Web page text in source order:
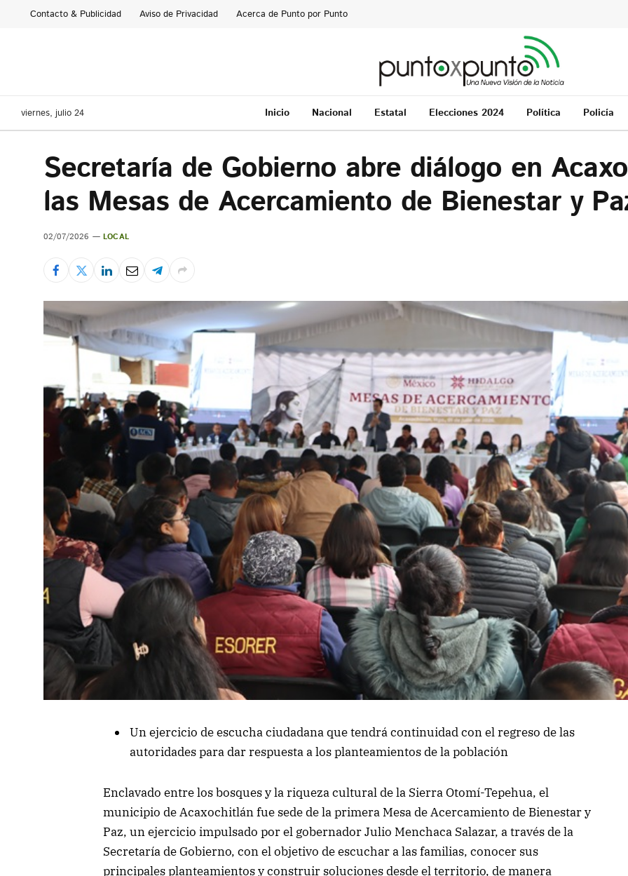
Contacto & Publicidad Aviso de Privacidad Acerca de Punto por Punto
viernes, julio 24 Inicio Nacional Estatal Elecciones 2024 Política Policía
Secretaría de Gobierno abre diálogo en
las Mesas de Acercamiento de Bienestar y
02/07/2026 LOCAL
Un ejercicio de escucha ciudadana que tendrá continuidad con el regreso de las
autoridades para dar respuesta a los planteamientos de la población
Enclavado entre los bosques y la riqueza cultural de la Sierra Otomí-Tepehua, el
municipio de Acaxochitlán fue sede de la primera Mesa de Acercamiento de Bienestar y
Paz, un ejercicio impulsado por el gobernador Julio Menchaca Salazar, a través de la
Secretaría de Gobierno, con el objetivo de escuchar a las familias, conocer sus
principales planteamientos y construir soluciones desde el territorio, de manera